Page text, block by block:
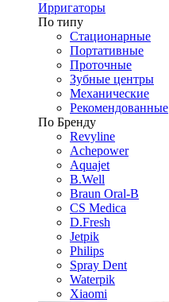
Ирригаторы
По типу
Стационарные
Портативные
Проточные
Зубные центры
Механические
Рекомендованные
По Бренду
Revyline
Achepower
Aquajet
B.Well
Braun Oral-B
CS Medica
D.Fresh
Jetpik
Philips
Spray Dent
Waterpik
Xiaomi